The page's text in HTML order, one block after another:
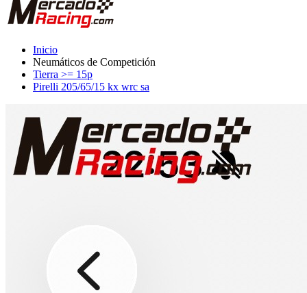
Inicio
Neumáticos de Competición
Tierra >= 15p
Pirelli 205/65/15 kx wrc sa